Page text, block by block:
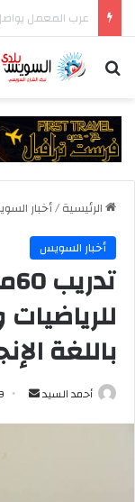
بحث عن
الرئيسية/أخبار
أخبار السويس
باللغة
أحمد السيد
أرسل 9